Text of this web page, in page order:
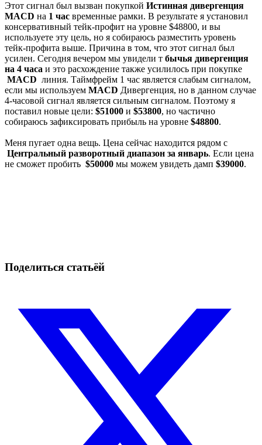
Этот сигнал был вызван покупкой Истинная дивергенция
MACD на 1 час временные рамки. В результате я установил
консервативный тейк-профит на уровне $48800, и вы
используете эту цель, но я собираюсь разместить уровень
тейк-профита выше. Причина в том, что этот сигнал был
усилен. Сегодня вечером мы увидели т бычья дивергенция
на 4 часа и это расхождение также усилилось при покупке
MACD линия. Таймфрейм 1 час является слабым сигналом,
если мы используем MACD Дивергенция, но в данном случае
4-часовой сигнал является сильным сигналом. Поэтому я
поставил новые цели: $51000 и $53800, но частично
собираюсь зафиксировать прибыль на уровне $48800.
Меня пугает одна вещь. Цена сейчас находится рядом с
Центральный разворотный диапазон за январь. Если цена
не сможет пробить $50000 мы можем увидеть дамп $39000.
Поделиться статьёй